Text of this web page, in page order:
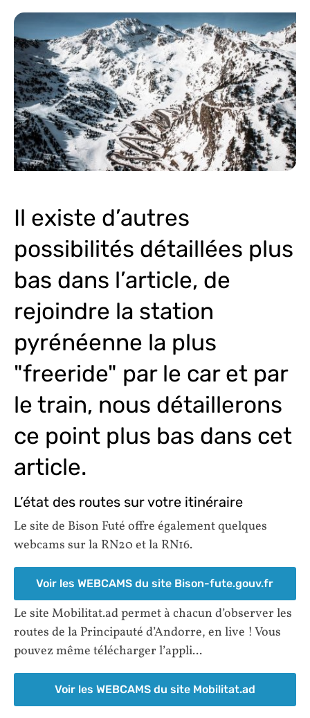
Il existe d’autres
possibilités détaillées plus
bas dans l’article, de
rejoindre la station
pyrénéenne la plus
"freeride" par le car et par
le train, nous détaillerons
ce point plus bas dans cet
article.
L’état des routes sur votre itinéraire
Le site de Bison Futé offre également quelques
webcams sur la RN20 et la RN16.
Voir les WEBCAMS du site Bison-fute.gouv.fr
Le site Mobilitat.ad permet à chacun d’observer les
routes de la Principauté d’Andorre, en live ! Vous
pouvez même télécharger l’appli...
Voir les WEBCAMS du site Mobilitat.ad